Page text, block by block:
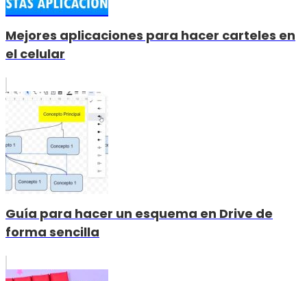
Mejores aplicaciones para hacer carteles en
el celular
Guía para hacer un esquema en Drive de
forma sencilla